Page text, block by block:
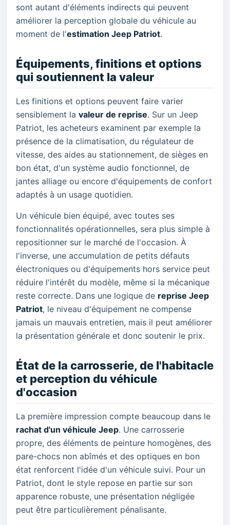
sont autant d'éléments indirects qui peuvent
améliorer la perception globale du véhicule au
moment de l'estimation Jeep Patriot.
Équipements, finitions et options
qui soutiennent la valeur
Les finitions et options peuvent faire varier
sensiblement la valeur de reprise. Sur un Jeep
Patriot, les acheteurs examinent par exemple la
présence de la climatisation, du régulateur de
vitesse, des aides au stationnement, de sièges en
bon état, d'un système audio fonctionnel, de
jantes alliage ou encore d'équipements de confort
adaptés à un usage quotidien.
Un véhicule bien équipé, avec toutes ses
fonctionnalités opérationnelles, sera plus simple à
repositionner sur le marché de l'occasion. À
l'inverse, une accumulation de petits défauts
électroniques ou d'équipements hors service peut
réduire l'intérêt du modèle, même si la mécanique
reste correcte. Dans une logique de reprise Jeep
Patriot, le niveau d'équipement ne compense
jamais un mauvais entretien, mais il peut améliorer
la présentation générale et donc soutenir le prix.
État de la carrosserie, de l'habitacle
et perception du véhicule
d'occasion
La première impression compte beaucoup dans le
rachat d'un véhicule Jeep. Une carrosserie
propre, des éléments de peinture homogènes, des
pare-chocs non abîmés et des optiques en bon
état renforcent l'idée d'un véhicule suivi. Pour un
Patriot, dont le style repose en partie sur son
apparence robuste, une présentation négligée
peut être particulièrement pénalisante.